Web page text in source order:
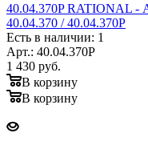
40.04.370P RATIONAL -
40.04.370 / 40.04.370P
Есть в наличии: 1
Арт.: 40.04.370P
1 430 руб.
В корзину
В корзину